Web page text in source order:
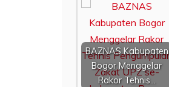
BAZNAS Kabupaten
Bogor Menggelar
Rakor Tehnis…